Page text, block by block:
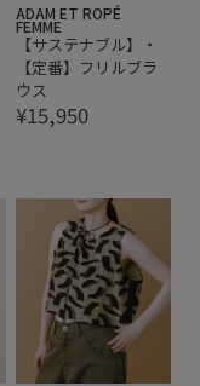
ADAM ET ROPÉ
FEMME
【サステナブル】・
【定番】フリルブラ
ウス
¥15,950